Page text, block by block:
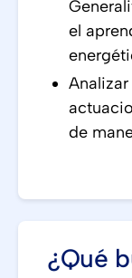
el
de
¿Qué